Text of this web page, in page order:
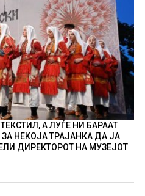
А ЛУЃЕ НИ БАРААТ
НЕКОЈА ТРАЈАНКА ДА ЈА
ДИРЕКТОРОТ НА МУЗЕЈОТ